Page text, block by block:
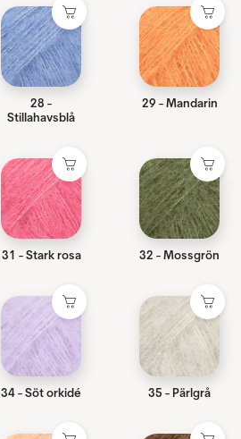
28 -
Stillahavsblå
29 - Mandarin
31 - Stark rosa 32 - Mossgrön
34 - Söt orkidé 35 - Pärlgrå